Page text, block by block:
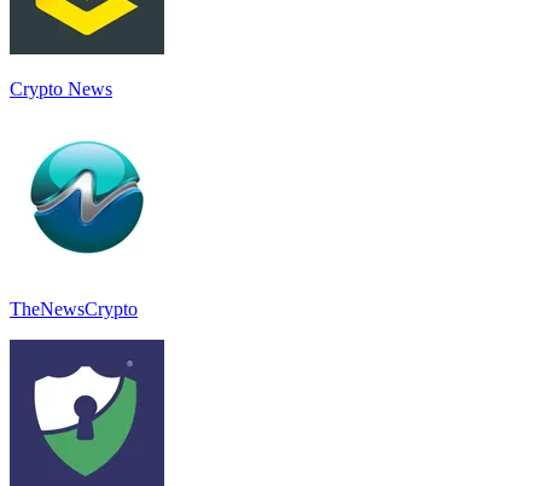
Crypto News
TheNewsCrypto